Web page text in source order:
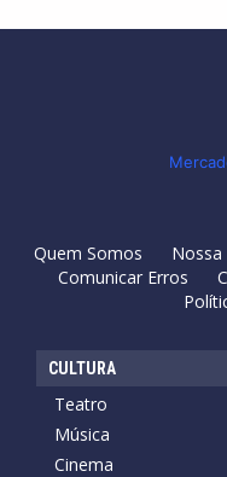
Quem Somos Nossa
Comunicar Erros
CULTURA
Teatro
Música
Cinema